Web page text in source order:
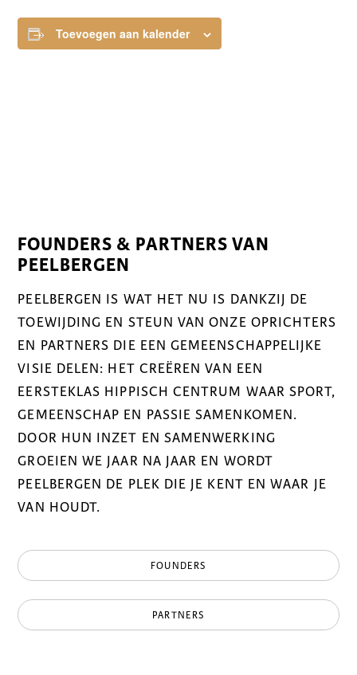
Toevoegen aan kalender
FOUNDERS & PARTNERS VAN
PEELBERGEN
PEELBERGEN IS WAT HET NU IS DANKZIJ DE
TOEWIJDING EN STEUN VAN ONZE OPRICHTERS
EN PARTNERS DIE EEN GEMEENSCHAPPELIJKE
VISIE DELEN: HET CREËREN VAN EEN
EERSTEKLAS HIPPISCH CENTRUM WAAR SPORT,
GEMEENSCHAP EN PASSIE SAMENKOMEN.
DOOR HUN INZET EN SAMENWERKING
GROEIEN WE JAAR NA JAAR EN WORDT
PEELBERGEN DE PLEK DIE JE KENT EN WAAR JE
VAN HOUDT.
FOUNDERS
PARTNERS